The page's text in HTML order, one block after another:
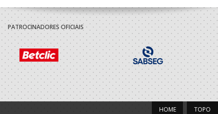
ATLETICO CLUBE
A.A. Lisboa
ALMADA
ATLETICO CLUBE
Gestor Seg./Dir.Campo
2020/21
A.A. Lisboa
ALMADA
ATLETICO CLUBE
Of.Mesa Clube
ALMADA
Gestor Seg./Dir.Campo
PATROCINADORES OFICIAIS
TOPO
HOME